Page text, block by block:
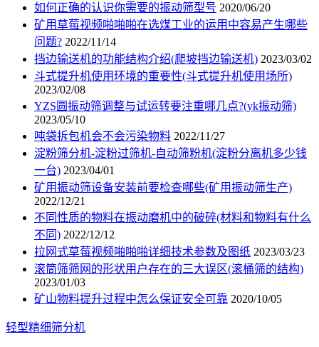
如何正确的认识你需要的振动筛型号 2020/06/20
矿用草莓视频啪啪啪在选煤工业的运用中容易产生哪些
问题? 2022/11/14
挡边输送机的功能结构介绍(爬坡挡边输送机) 2023/03/02
斗式提升机使用环境的重要性(斗式提升机使用场所)
2023/02/08
YZS圆振动筛调整与试运转要注重哪几点?(yk振动筛)
2023/05/10
吨袋拆包机会不会污染物料 2022/11/27
淀粉筛分机-淀粉过筛机-自动筛粉机(淀粉分离机多少钱
一台) 2023/04/01
矿用振动筛设备安装前要检查哪些(矿用振动筛生产)
2022/12/21
不同性质的物料在振动磨机中的破碎(材料和物料有什么
不同) 2022/12/12
拉网式草莓视频啪啪啪详细技术参数及图纸 2023/03/23
滚筒筛筛网的形状用户存在的三大误区(滚桶筛的结构)
2023/01/03
矿山物料提升过程中怎么保证安全可靠 2020/10/05
轻型精细筛分机